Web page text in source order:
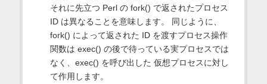
それに先立つ Perl の fork() で返されたプロセス
ID は異なることを意味します。 同じように、
fork() によって返された ID を渡すプロセス操作
関数は exec() の後で待っている実プロセスでは
なく、exec() を呼び出した 仮想プロセスに対し
て作用します。